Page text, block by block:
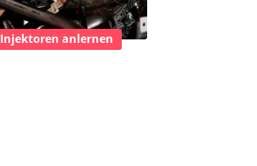
Injektoren anlernen